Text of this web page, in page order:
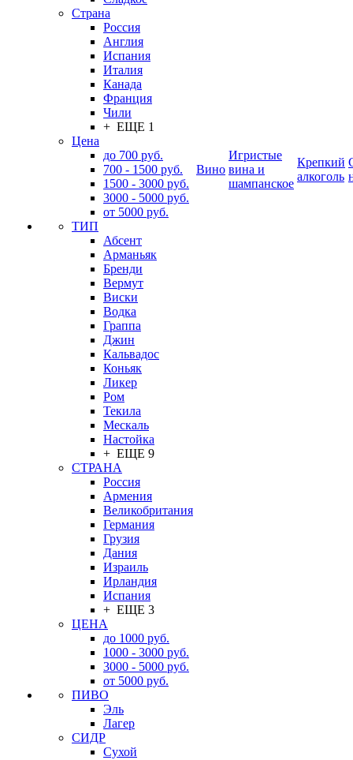
Страна
Россия
Англия
Испания
Италия
Канада
Франция
Чили
+ ЕЩЕ 1
Цена
до 700 руб.
700 - 1500 руб.
1500 - 3000 руб.
3000 - 5000 руб.
от 5000 руб.
ТИП
Абсент
Арманьяк
Бренди
Вермут
Виски
Водка
Граппа
Джин
Кальвадос
Коньяк
Ликер
Ром
Текила
Мескаль
Настойка
+ ЕЩЕ 9
СТРАНА
Россия
Армения
Великобритания
Германия
Грузия
Дания
Израиль
Ирландия
Испания
+ ЕЩЕ 3
ЦЕНА
до 1000 руб.
1000 - 3000 руб.
3000 - 5000 руб.
от 5000 руб.
ПИВО
Эль
Лагер
СИДР
Сухой
Вино
Игристые
вина и
шампанское
Крепкий
алкоголь